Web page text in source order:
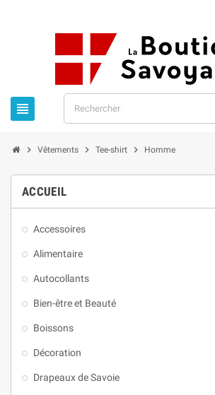

 Vêtements  Tee-shirt  Homme
ACCUEIL
Accessoires
Alimentaire
Autocollants
Bien-être et Beauté
Boissons
Décoration
Drapeaux de Savoie